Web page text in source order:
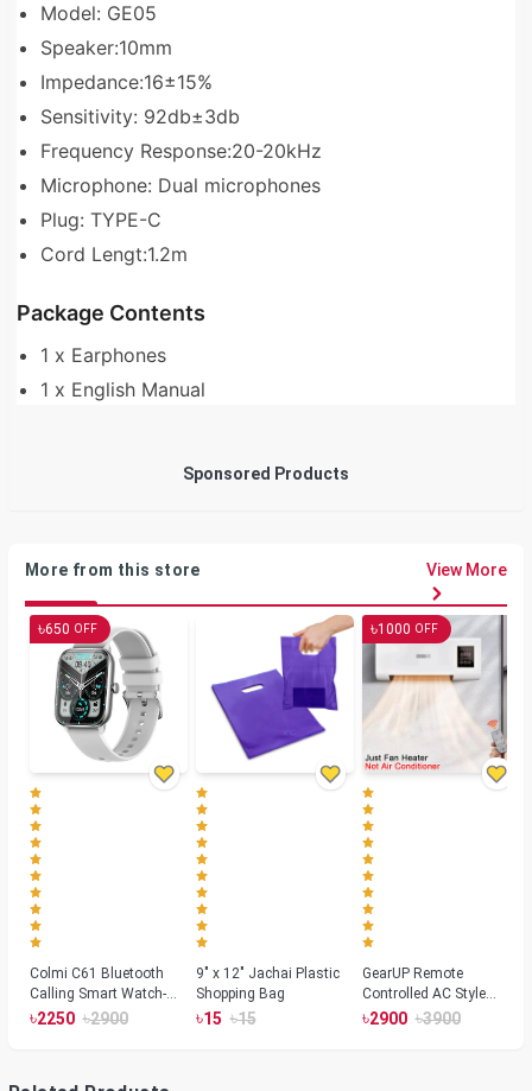
Model: GE05
Speaker:10mm
Impedance:16±15%
Sensitivity: 92db±3db
Frequency Response:20-20kHz
Microphone: Dual microphones
Plug: TYPE-C
Cord Lengt:1.2m
Package Contents
1 x Earphones
1 x English Manual
Sponsored Products
More from this store View More
৳650 OFF
Colmi C61 Bluetooth
Calling Smart Watch-
Silver Color
৳2250 ৳2900
9" x 12" Jachai Plastic
Shopping Bag
৳15 ৳15
৳1000 OFF
GearUP Remote
Controlled AC Style
Room Heater 1800
৳2900 ৳3900